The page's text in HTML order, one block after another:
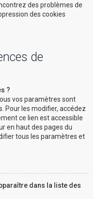
des problèmes de
des cookies
de
?
vos paramètres sont
Pour les modifier, accédez
ce lien est accessible
en haut des pages du
tous les paramètres et
dans la liste des